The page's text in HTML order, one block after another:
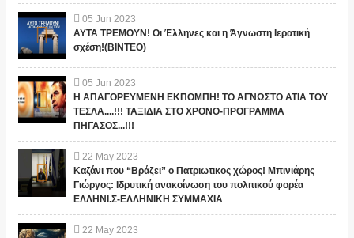
05 Jun 2023
ΑΥΤΑ ΤΡΕΜΟΥΝ! Οι Έλληνες και η Άγνωστη Ιερατική
σχέση!(ΒΙΝΤΕΟ)
05 Jun 2023
Η ΑΠΑΓΟΡΕΥΜΕΝΗ ΕΚΠΟΜΠΗ! ΤΟ ΑΓΝΩΣΤΟ ΑΤΙΑ ΤΟΥ
ΤΕΣΛΑ....!!! ΤΑΞΙΔΙΑ ΣΤΟ ΧΡΟΝΟ-ΠΡΟΓΡΑΜΜΑ
ΠΗΓΑΣΟΣ...!!!
22 May 2023
Καζάνι που “Βράζει” ο Πατριωτικος χώρος! Μπινιάρης
Γιώργος: Ιδρυτική ανακοίνωση του πολιτικού φορέα
ΕΛΛΗΝΙ.Σ-ΕΛΛΗΝΙΚΗ ΣΥΜΜΑΧΙΑ
22 May 2023